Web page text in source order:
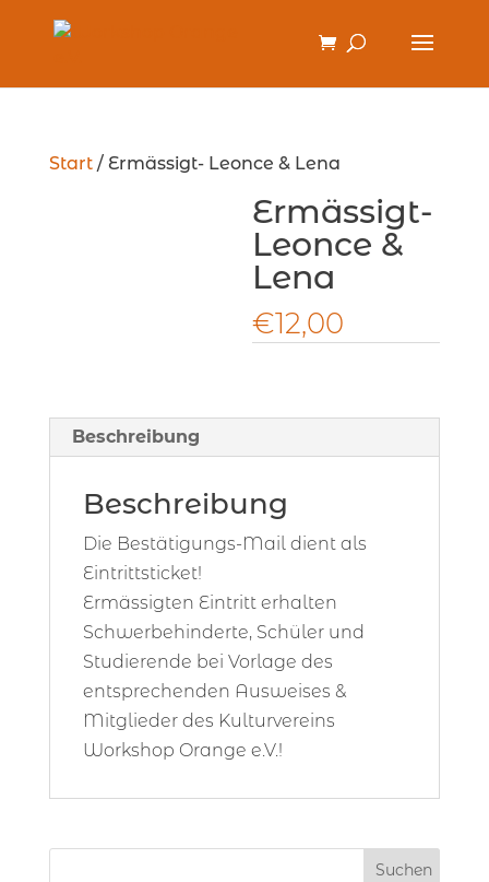
Start/ Ermässigt- Leonce & Lena
Ermässigt-
Leonce &
Lena
€12,00
Beschreibung
Beschreibung
Die Bestätigungs-Mail dient als
Eintrittsticket!
Ermässigten Eintritt erhalten
Schwerbehinderte, Schüler und
Studierende bei Vorlage des
entsprechenden Ausweises &
Mitglieder des Kulturvereins
Workshop Orange e.V.!